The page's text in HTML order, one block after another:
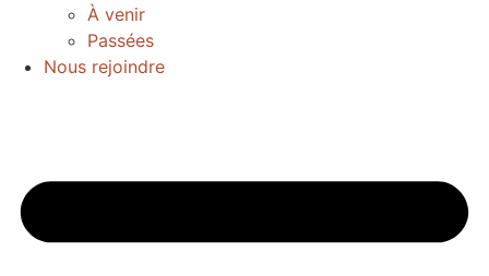
À venir
Passées
Nous rejoindre